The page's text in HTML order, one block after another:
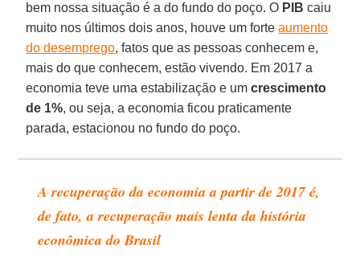
bem nossa situação é a do fundo do poço. O PIB caiu
muito nos últimos dois anos, houve um forteaumento
do desemprego, fatos que as pessoas conhecem e,
mais do que conhecem, estão vivendo. Em 2017 a
economia teve uma estabilização e umcrescimento
de 1%, ou seja, a economia ficou praticamente
parada, estacionou no fundo do poço.
A recuperação da economia a partir de 2017 é,
de fato, a recuperação mais lenta da história
econômica do Brasil